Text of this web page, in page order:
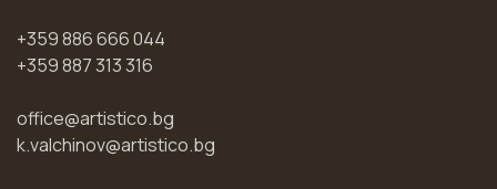
+359 886 666 044
+359 887 313 316
office@artistico.bg
k.valchinov@artistico.bg